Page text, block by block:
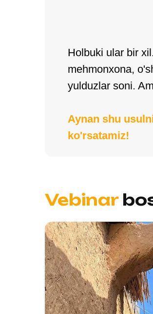
Holbuki ular bir
mehmonxona,
yulduzlar soni.
Aynan shu
ko'rsatamiz!
Vebinar